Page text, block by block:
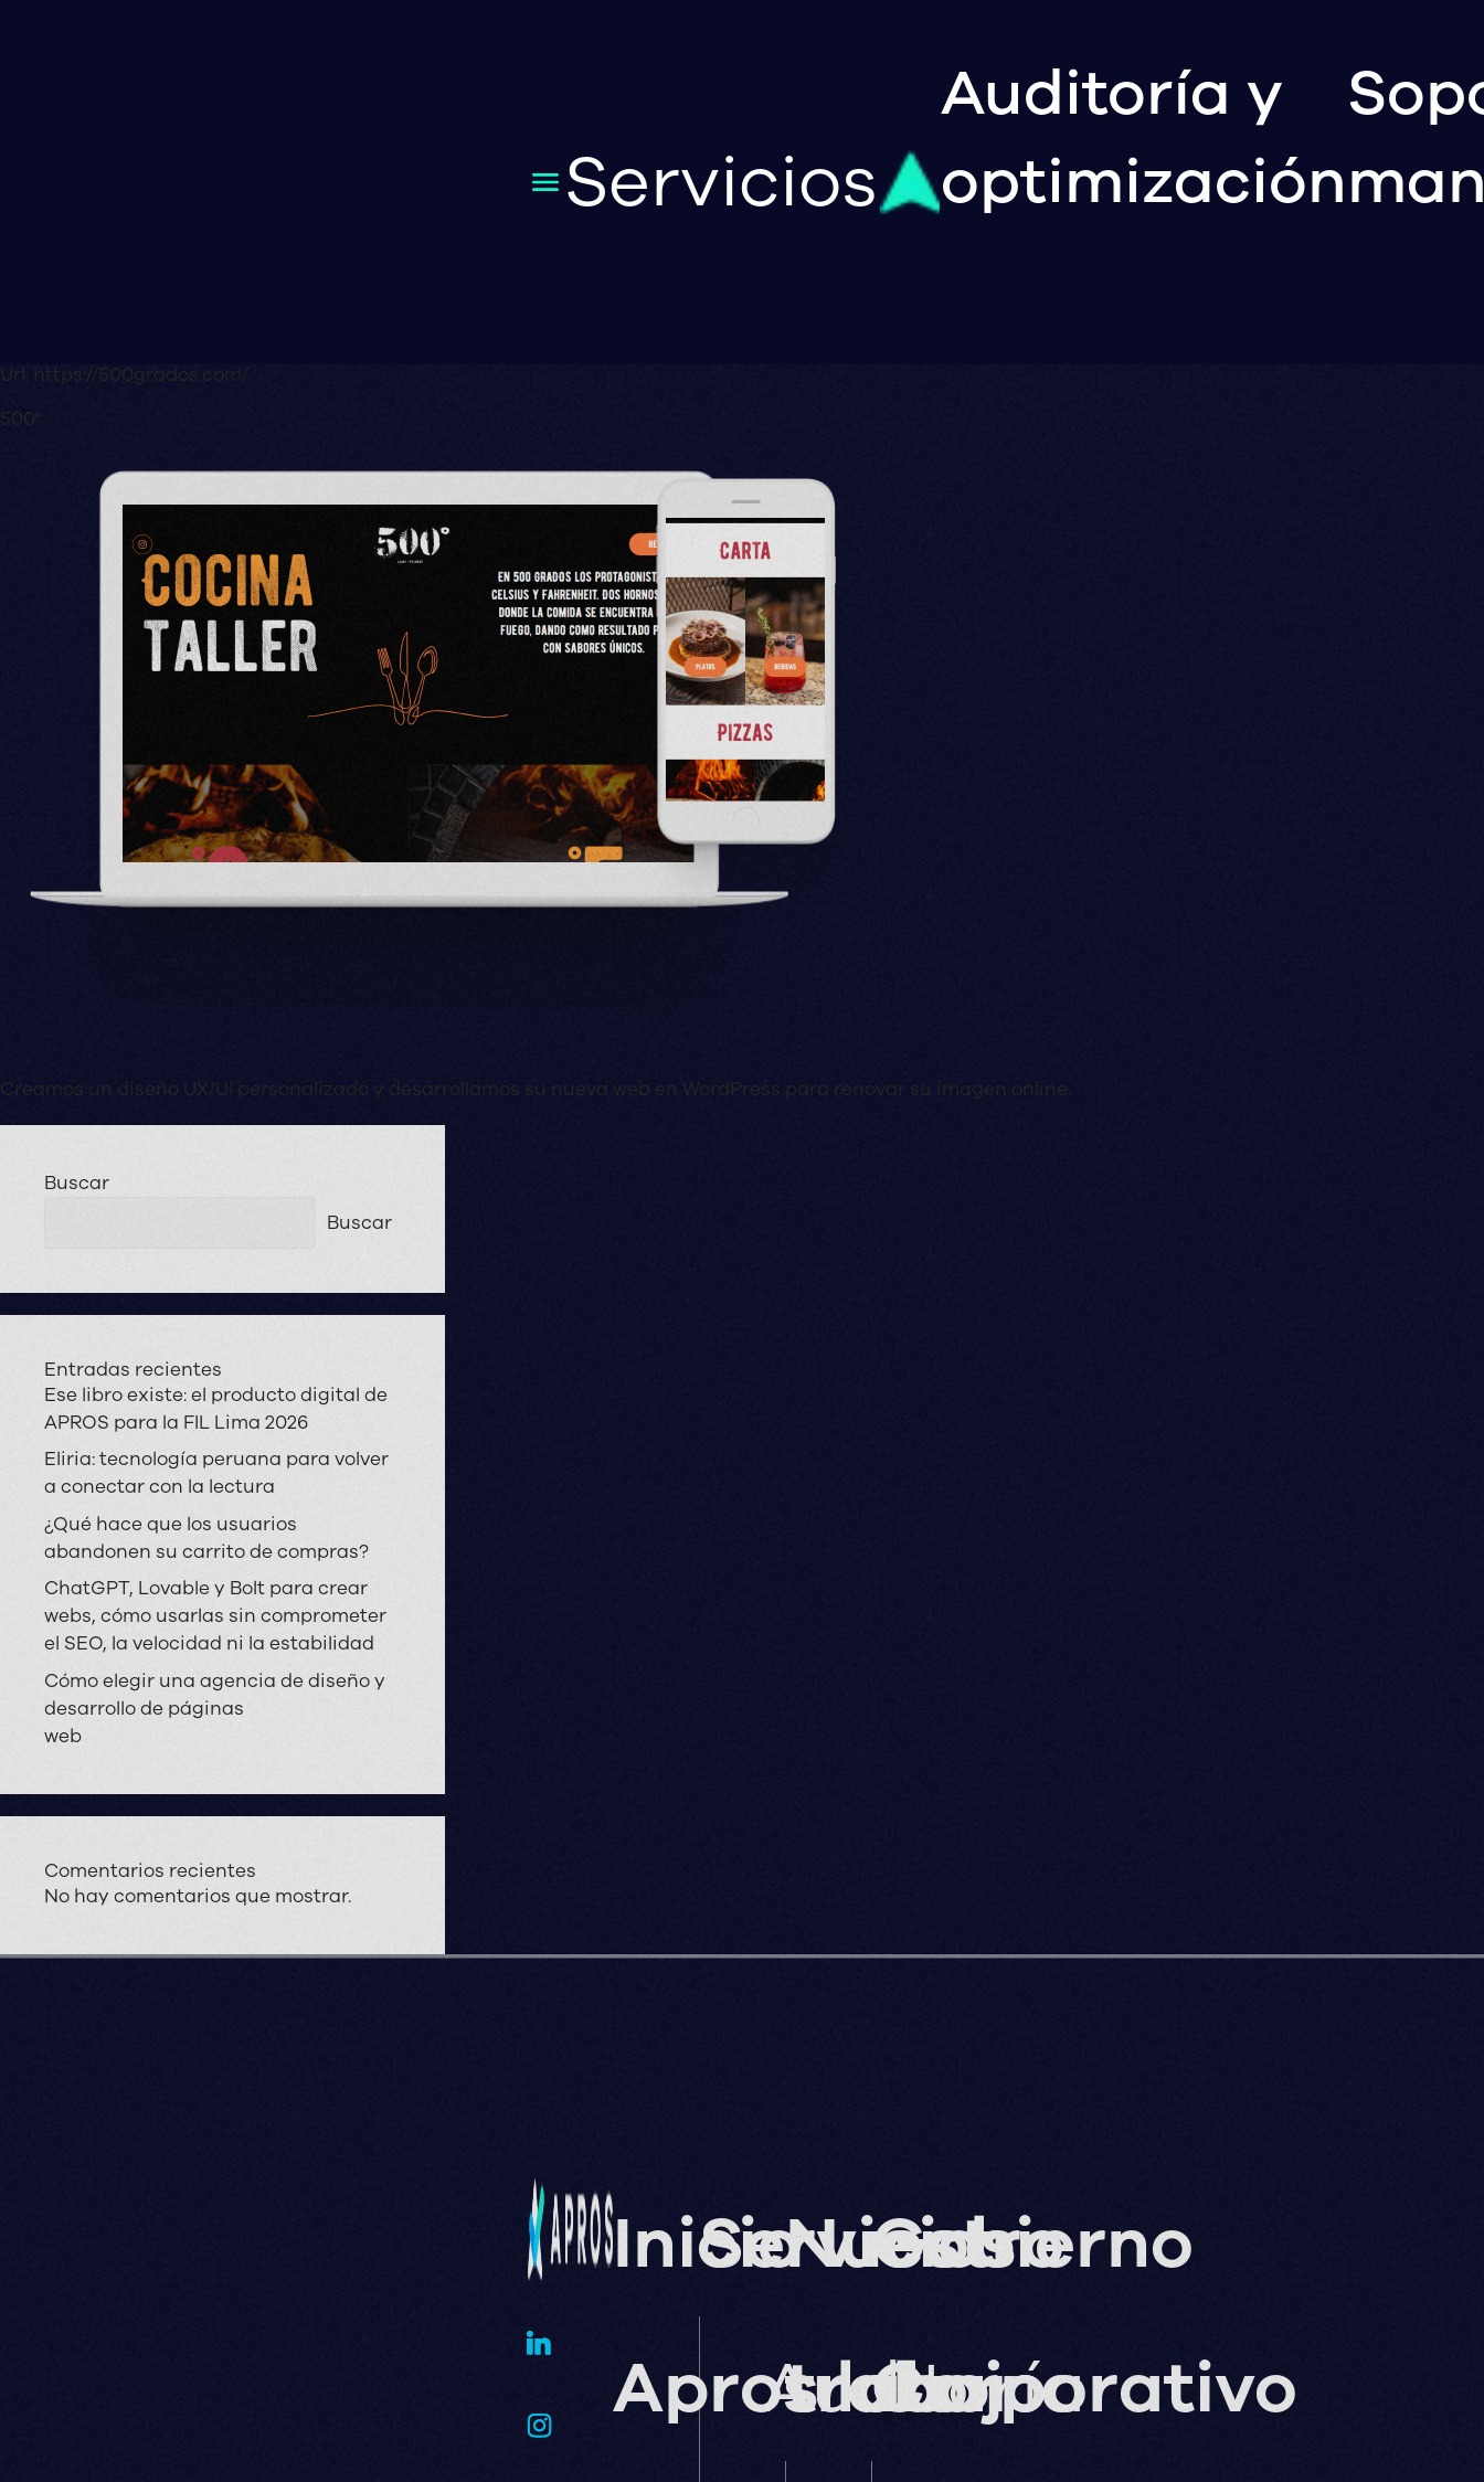
Servicios
Auditoría y
optimización
Url: https://500grados.com/
500°
Creamos un diseño UX/UI personalizado y desarrollamos su nueva web en WordPress para renovar su imagen online.
Buscar
Buscar
Entradas recientes
Ese libro existe: el producto digital de
APROS para la FIL Lima 2026
Eliria: tecnología peruana para volver
a conectar con la lectura
¿Qué hace que los usuarios
abandonen su carrito de compras?
ChatGPT, Lovable y Bolt para crear
webs, cómo usarlas sin comprometer
el SEO, la velocidad ni la estabilidad
Cómo elegir una agencia de diseño y
desarrollo de páginas
web
Comentarios recientes
No hay comentarios que mostrar.
Inicio
Apros lab
Servicios
Auditoría
Nuestro
trabajo
Gobierno
Corporativo